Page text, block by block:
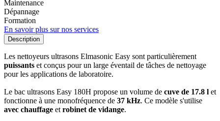
Maintenance
Dépannage
Formation
En savoir plus sur nos services
Description
Les nettoyeurs ultrasons Elmasonic Easy sont particulièrement
puissants et conçus pour un large éventail de tâches de nettoyage
pour les applications de laboratoire.
Le bac ultrasons Easy 180H propose un volume de cuve de 17.8 l et
fonctionne à une monofréquence de 37 kHz. Ce modèle s'utilise
avec chauffage et robinet de vidange.